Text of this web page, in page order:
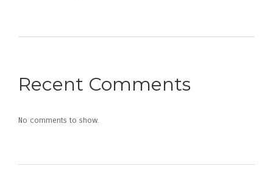
Recent Comments
No comments to show.